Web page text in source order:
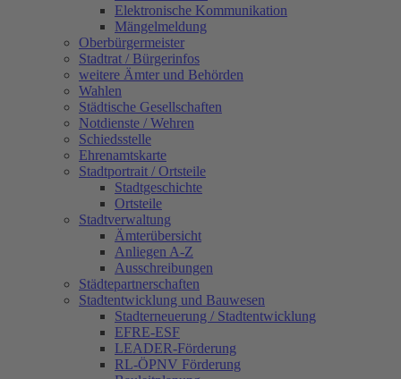
Elektronische Kommunikation
Mängelmeldung
Oberbürgermeister
Stadtrat / Bürgerinfos
weitere Ämter und Behörden
Wahlen
Städtische Gesellschaften
Notdienste / Wehren
Schiedsstelle
Ehrenamtskarte
Stadtportrait / Ortsteile
Stadtgeschichte
Ortsteile
Stadtverwaltung
Ämterübersicht
Anliegen A-Z
Ausschreibungen
Städtepartnerschaften
Stadtentwicklung und Bauwesen
Stadterneuerung / Stadtentwicklung
EFRE-ESF
LEADER-Förderung
RL-ÖPNV Förderung